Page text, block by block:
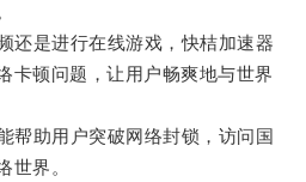
是进行在线游戏，快桔加速器
卡顿问题，让用户畅爽地与世界
助用户突破网络封锁，访问国
世界。